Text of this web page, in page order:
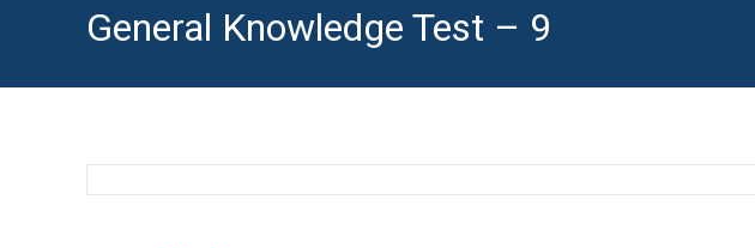
General Knowledge Test – 9